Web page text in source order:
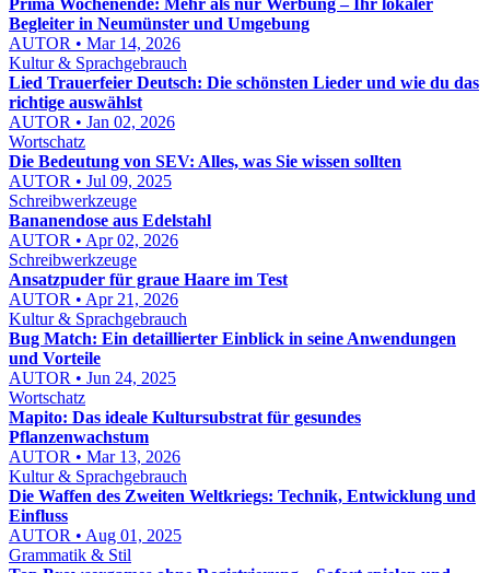
Prima Wochenende: Mehr als nur Werbung – Ihr lokaler
Begleiter in Neumünster und Umgebung
AUTOR • Mar 14, 2026
Kultur & Sprachgebrauch
Lied Trauerfeier Deutsch: Die schönsten Lieder und wie du das
richtige auswählst
AUTOR • Jan 02, 2026
Wortschatz
Die Bedeutung von SEV: Alles, was Sie wissen sollten
AUTOR • Jul 09, 2025
Schreibwerkzeuge
Bananendose aus Edelstahl
AUTOR • Apr 02, 2026
Schreibwerkzeuge
Ansatzpuder für graue Haare im Test
AUTOR • Apr 21, 2026
Kultur & Sprachgebrauch
Bug Match: Ein detaillierter Einblick in seine Anwendungen
und Vorteile
AUTOR • Jun 24, 2025
Wortschatz
Mapito: Das ideale Kultursubstrat für gesundes
Pflanzenwachstum
AUTOR • Mar 13, 2026
Kultur & Sprachgebrauch
Die Waffen des Zweiten Weltkriegs: Technik, Entwicklung und
Einfluss
AUTOR • Aug 01, 2025
Grammatik & Stil